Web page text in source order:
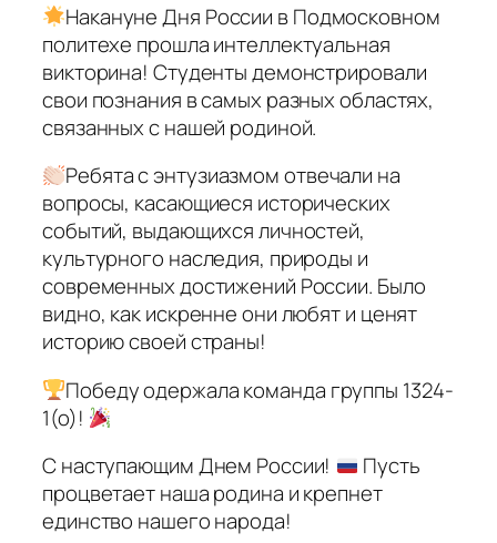
Накануне Дня России в Подмосковном
политехе прошла интеллектуальная
викторина! Студенты демонстрировали
свои познания в самых разных областях,
связанных с нашей родиной.
Ребята с энтузиазмом отвечали на
вопросы, касающиеся исторических
событий, выдающихся личностей,
культурного наследия, природы и
современных достижений России. Было
видно, как искренне они любят и ценят
историю своей страны!
Победу одержала команда группы 1324-
1(о)!
С наступающим Днем России!
Пусть
процветает наша родина и крепнет
единство нашего народа!